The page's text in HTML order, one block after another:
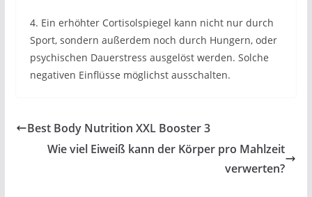
4. Ein erhöhter Cortisolspiegel kann nicht nur durch
Sport, sondern außerdem noch durch Hungern, oder
psychischen Dauerstress ausgelöst werden. Solche
negativen Einflüsse möglichst ausschalten.
Best Body Nutrition XXL Booster 3
Wie viel Eiweiß kann der Körper pro Mahlzeit
verwerten?